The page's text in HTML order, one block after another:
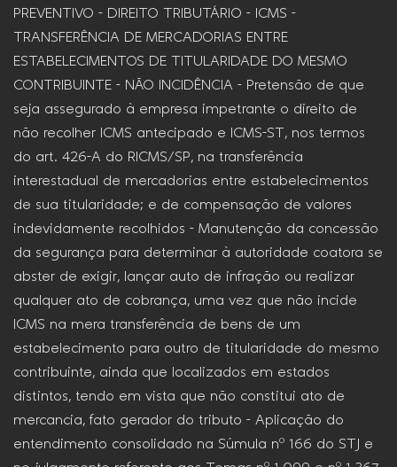
PREVENTIVO – DIREITO TRIBUTÁRIO – ICMS –
TRANSFERÊNCIA DE MERCADORIAS ENTRE
ESTABELECIMENTOS DE TITULARIDADE DO MESMO
CONTRIBUINTE – NÃO INCIDÊNCIA – Pretensão de que
seja assegurado à empresa impetrante o direito de
não recolher ICMS antecipado e ICMS-ST, nos termos
do art. 426-A do RICMS/SP, na transferência
interestadual de mercadorias entre estabelecimentos
de sua titularidade; e de compensação de valores
indevidamente recolhidos – Manutenção da concessão
da segurança para determinar à autoridade coatora se
abster de exigir, lançar auto de infração ou realizar
qualquer ato de cobrança, uma vez que não incide
ICMS na mera transferência de bens de um
estabelecimento para outro de titularidade do mesmo
contribuinte, ainda que localizados em estados
distintos, tendo em vista que não constitui ato de
mercancia, fato gerador do tributo – Aplicação do
entendimento consolidado na Súmula nº 166 do STJ e